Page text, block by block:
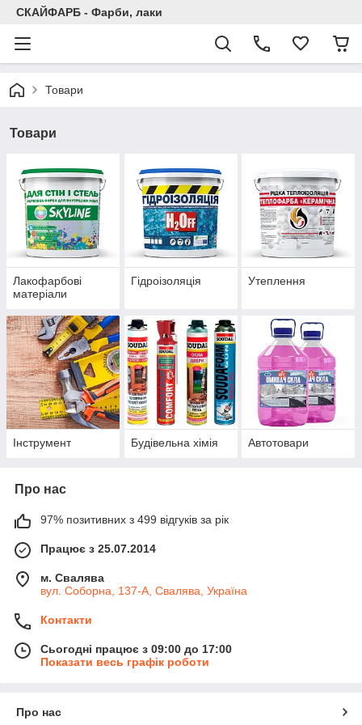
СКАЙФАРБ - Фарби, лаки
Товари
Товари
Лакофарбові
матеріали
Гідроізоляція Утеплення
Інструмент Будівельна хімія Автотовари
Про нас
97% позитивних з 499 відгуків за рік
Працює з 25.07.2014
м. Свалява
вул. Соборна, 137-А, Свалява, Україна
Контакти
Сьогодні працює з 09:00 до 17:00
Показати весь графік роботи
Про нас